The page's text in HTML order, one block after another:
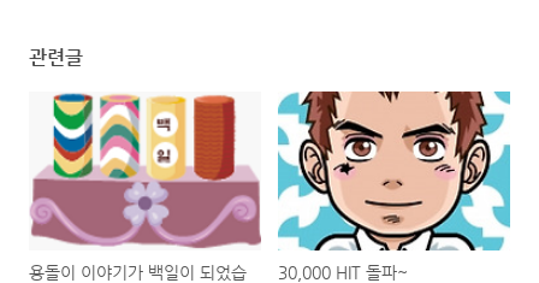
관련글
용돌이 이야기가 백일이 되었습
30,000 HIT 돌파~